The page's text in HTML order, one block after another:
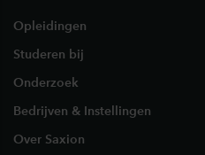
Opleidingen
Studeren bij
Onderzoek
Bedrijven & Instellingen
Over Saxion